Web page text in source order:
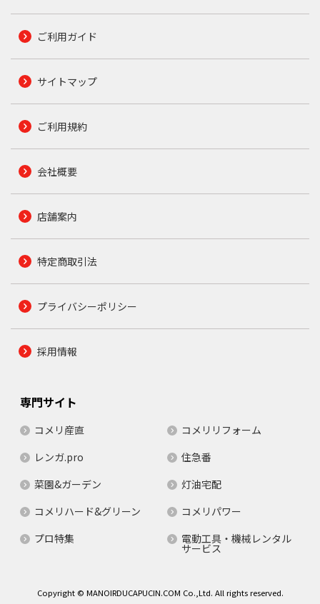
ご利用ガイド
サイトマップ
ご利用規約
会社概要
店舗案内
特定商取引法
プライバシーポリシー
採用情報
専門サイト
コメリ産直
コメリリフォーム
レンガ.pro
住急番
菜園&ガーデン
灯油宅配
コメリハード&グリーン
コメリパワー
プロ特集
電動工具・機械レンタル
サービス
Copyright © MANOIRDUCAPUCIN.COM Co.,Ltd. All rights reserved.